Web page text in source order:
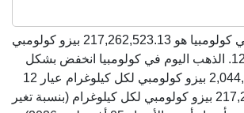
كولومبيا هو 217,262,523.13 بيزو كولومبي
لكل كيلوغرام عيار 12. الذهب اليوم في كولومبيا انخفض بشكل
كبير بمقدار 2,044,882.85 بيزو كولومبي لكل كيلوغرام عيار 12
لتسجل 217,262,523.13 بيزو كولومبي لكل كيلوغرام (بنسبة تغير